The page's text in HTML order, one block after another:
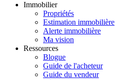
Immobilier
Propriétés
Estimation immobilière
Alerte immobilière
Ma vision
Ressources
Blogue
Guide de l'acheteur
Guide du vendeur